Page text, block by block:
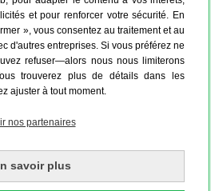
et pour renforcer votre sécurité. En
», vous consentez au traitement et au
d'autres entreprises. Si vous préférez ne
refuser—alors nous nous limiterons
trouverez plus de détails dans les
ajuster à tout moment.
nos partenaires
savoir plus
seront envoyés à
dans votre compte client.
de marque blanche et
vous bénéficiez d'une
délais de livraison rapides.
figureront sur le colis et le bon